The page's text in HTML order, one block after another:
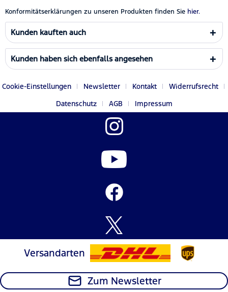
Konformitätserklärungen zu unseren Produkten finden Sie hier.
Kunden kauften auch
Kunden haben sich ebenfalls angesehen
Cookie-Einstellungen Newsletter Kontakt
Widerrufsrecht
Datenschutz
AGB Impressum
Versandarten
Zum Newsletter